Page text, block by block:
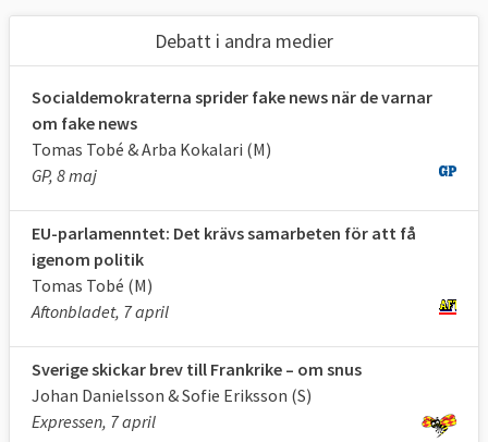
Debatt i andra medier
Socialdemokraterna sprider fake news när de varnar
om fake news
Tomas Tobé & Arba Kokalari (M)
GP, 8 maj
EU-parlamenntet: Det krävs samarbeten för att få
igenom politik
Tomas Tobé (M)
Aftonbladet, 7 april
Sverige skickar brev till Frankrike – om snus
Johan Danielsson & Sofie Eriksson (S)
Expressen, 7 april